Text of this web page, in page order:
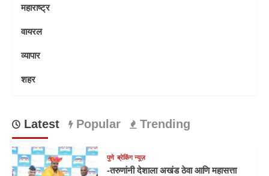
महाराष्ट्र
वायरल
व्यापार
शहर
Latest Popular Trending
पुणे ब्रेकिंग न्यूज़
-तरुणांनी देशाला अखंड ठेवा आणि महासत्ता